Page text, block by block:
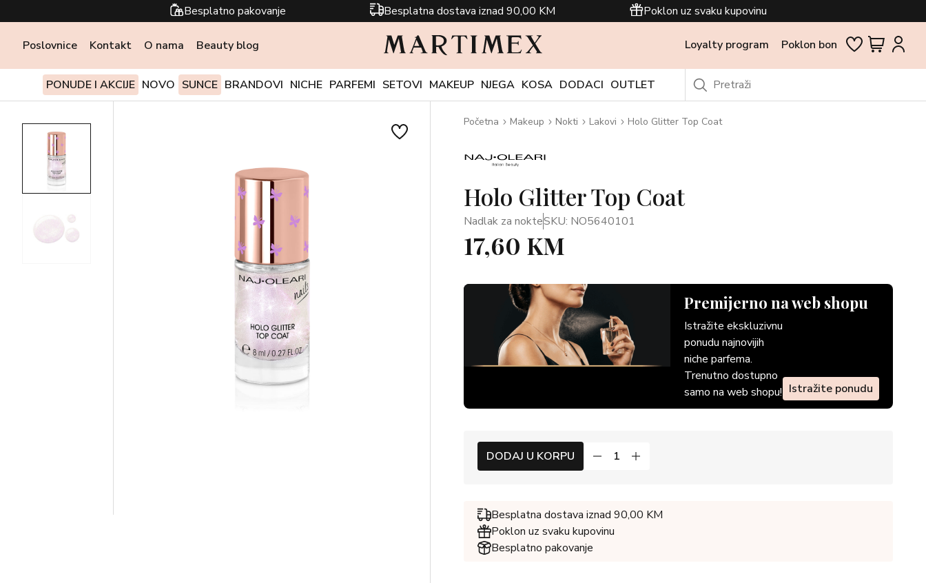
Besplatno pakovanje Besplatna dostava iznad 90,00 KM Poklon uz svaku kupovinu
Poslovnice Kontakt O nama Beauty blog Loyalty program Poklon bon
PONUDE I AKCIJE NOVO SUNCE BRANDOVI NICHE PARFEMI SETOVI MAKEUP NJEGA KOSA DODACI OUTLET
Početna Makeup Nokti Lakovi Holo Glitter Top Coat
Holo Glitter Top Coat
Nadlak za nokteSKU: NO5640101
17,60 KM
Premijerno na web shopu
Istražite ekskluzivnu
ponudu najnovijih
niche parfema.
Trenutno dostupno
samo na web shopu! Istražite ponudu
DODAJ U KORPU
Besplatna dostava iznad 90,00 KM
Poklon uz svaku kupovinu
Besplatno pakovanje